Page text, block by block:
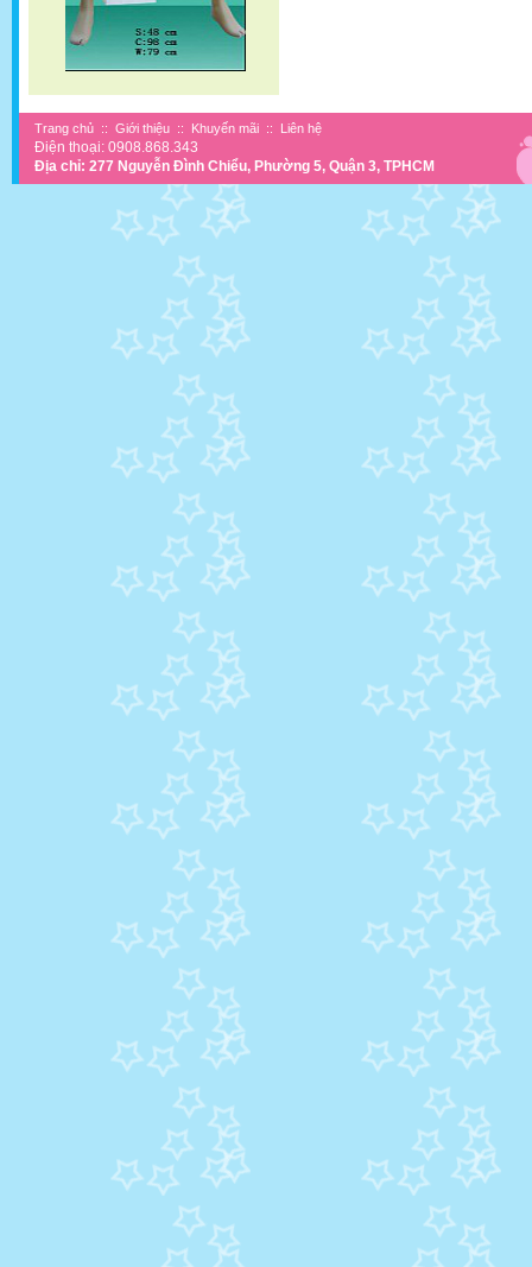
Trang chủ :: Giới thiệu :: Khuyến mãi :: Liên hệ
Điện thoại: 0908.868.343
Địa chỉ: 277 Nguyễn Đình Chiểu, Phường 5, Quận 3, TPHCM